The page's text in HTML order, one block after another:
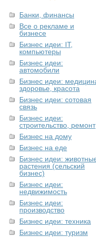
Банки, финансы
Все о рекламе и
бизнесе
Бизнес идеи: IT,
компьютеры
Бизнес идеи:
автомобили
Бизнес идеи:
здоровье, красота
Бизнес идеи: сотовая
связь
Бизнес идеи:
строительство, ремонт
Бизнес на дому
Бизнес на еде
Бизнес идеи:
растения (сельский
бизнес)
Бизнес идеи:
недвижимость
Бизнес идеи:
производство
Бизнес идеи: техника
Бизнес идеи: туризм